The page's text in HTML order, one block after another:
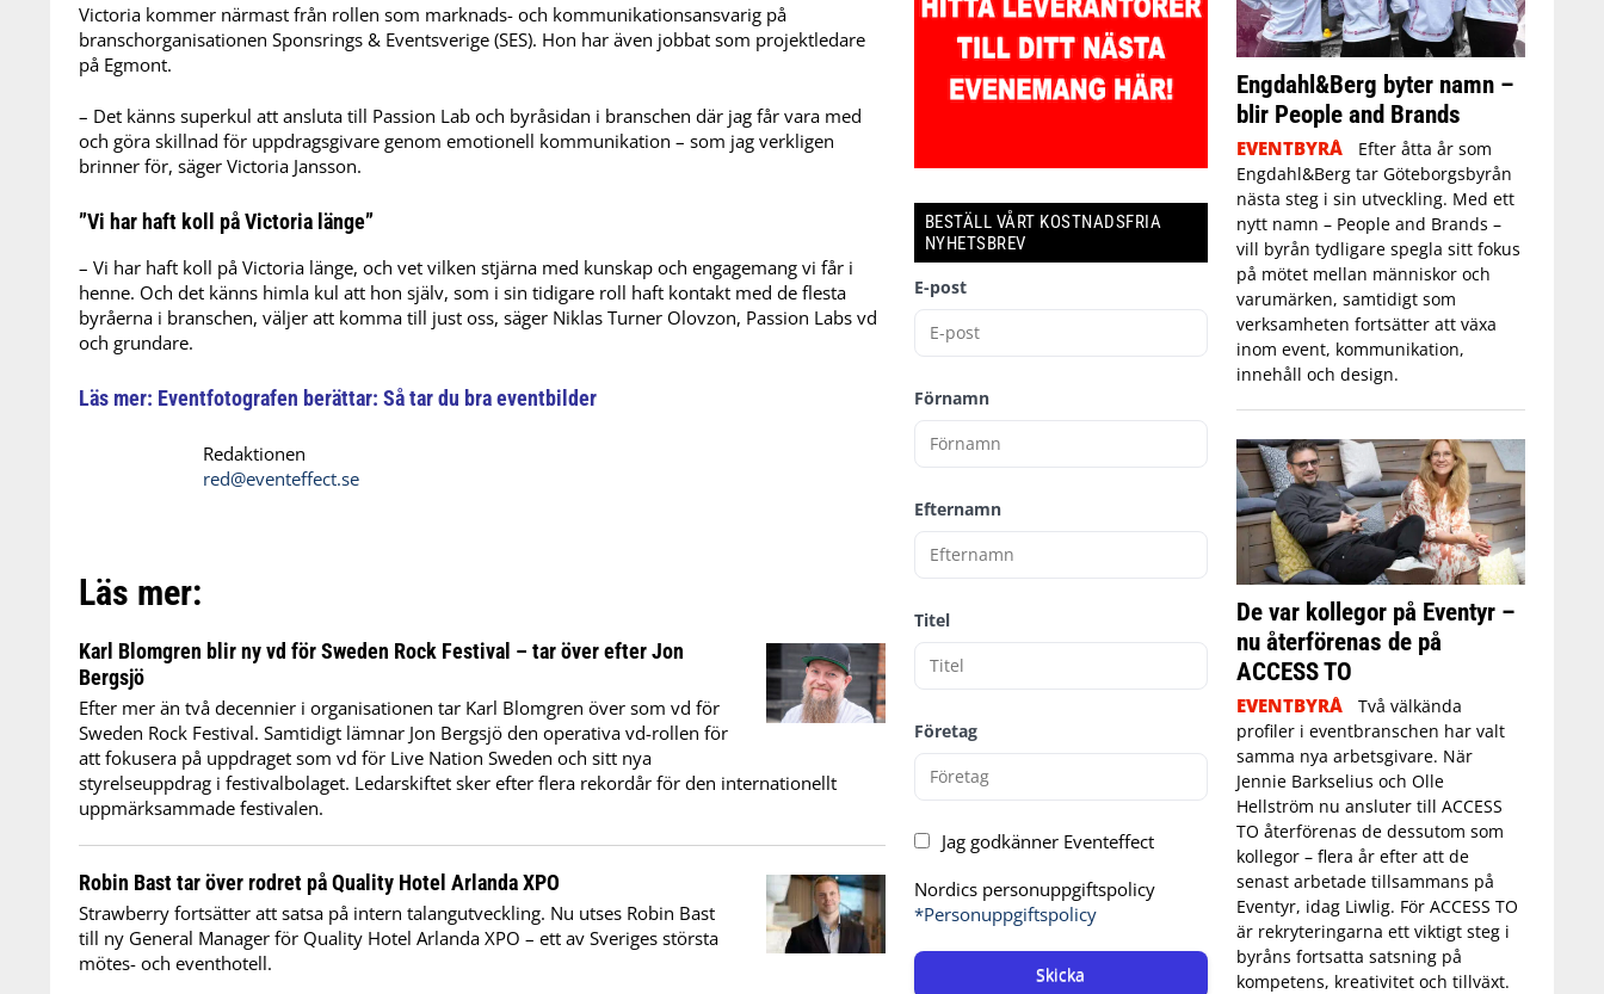
Victoria kommer närmast från rollen som marknads- och kommunikationsansvarig på
branschorganisationen Sponsrings & Eventsverige (SES). Hon har även jobbat som projektledare
på Egmont.
– Det känns superkul att ansluta till Passion Lab och byråsidan i branschen där jag får vara med
och göra skillnad för uppdragsgivare genom emotionell kommunikation – som jag verkligen
brinner för, säger Victoria Jansson.
”Vi har haft koll på Victoria länge”
– Vi har haft koll på Victoria länge, och vet vilken stjärna med kunskap och engagemang vi får i
henne. Och det känns himla kul att hon själv, som i sin tidigare roll haft kontakt med de flesta
byråerna i branschen, väljer att komma till just oss, säger Niklas Turner Olovzon, Passion Labs vd
och grundare.
Läs mer: Eventfotografen berättar: Så tar du bra eventbilder
Redaktionen
red@eventeffect.se
Läs mer:
Karl Blomgren blir ny vd för Sweden Rock Festival – tar över efter Jon
Bergsjö
Efter mer än två decennier i organisationen tar Karl Blomgren över som vd för
Sweden Rock Festival. Samtidigt lämnar Jon Bergsjö den operativa vd-rollen för
att fokusera på uppdraget som vd för Live Nation Sweden och sitt nya
styrelseuppdrag i festivalbolaget. Ledarskiftet sker efter flera rekordår för den internationellt
uppmärksammade festivalen.
Robin Bast tar över rodret på Quality Hotel Arlanda XPO
Strawberry fortsätter att satsa på intern talangutveckling. Nu utses Robin Bast
till ny General Manager för Quality Hotel Arlanda XPO – ett av Sveriges största
mötes- och eventhotell.
BESTÄLL VÅRT KOSTNADSFRIA
NYHETSBREV
E-post
Förnamn
Efternamn
Titel
Företag
Jag godkänner Eventeffect
Nordics personuppgiftspolicy
*Personuppgiftspolicy
Skicka
Engdahl&Berg byter namn –
blir People and Brands
EVENTBYRÅ
Efter åtta år som
Engdahl&Berg tar Göteborgsbyrån
nästa steg i sin utveckling. Med ett
nytt namn – People and Brands –
vill byrån tydligare spegla sitt fokus
på mötet mellan människor och
varumärken, samtidigt som
verksamheten fortsätter att växa
inom event, kommunikation,
innehåll och design.
De var kollegor på Eventyr –
nu återförenas de på
ACCESS TO
EVENTBYRÅ
Två välkända
profiler i eventbranschen har valt
samma nya arbetsgivare. När
Jennie Barkselius och Olle
Hellström nu ansluter till ACCESS
TO återförenas de dessutom som
kollegor – flera år efter att de
senast arbetade tillsammans på
Eventyr, idag Liwlig. För ACCESS TO
är rekryteringarna ett viktigt steg i
byråns fortsatta satsning på
kompetens, kreativitet och tillväxt.